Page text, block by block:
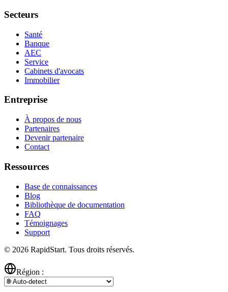
Secteurs
Santé
Banque
AEC
Service
Cabinets d'avocats
Immobilier
Entreprise
À propos de nous
Partenaires
Devenir partenaire
Contact
Ressources
Base de connaissances
Blog
Bibliothèque de documentation
FAQ
Témoignages
Support
© 2026 RapidStart. Tous droits réservés.
Région :